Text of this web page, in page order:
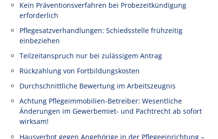
Kein Präventionsverfahren bei Probezeitkündigung
erforderlich
Pflegesatzverhandlungen: Schiedsstelle frühzeitig
einbeziehen
Teilzeitanspruch nur bei zulässigem Antrag
Rückzahlung von Fortbildungskosten
Durchschnittliche Bewertung im Arbeitszeugnis
Achtung Pflegeimmobilien-Betreiber: Wesentliche
Änderungen im Gewerbemiet- und Pachtrecht ab sofort
wirksam!
Hausverbot gegen Angehörige in der Pflegeeinrichtung –